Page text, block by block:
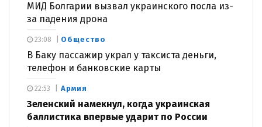
МИД Болгарии вызвал украинского посла из-
за падения дрона
Общество
В Баку пассажир украл у таксиста деньги,
телефон и банковские карты
23:08
Армия
Зеленский намекнул, когда украинская
баллистика впервые ударит по России
22:53